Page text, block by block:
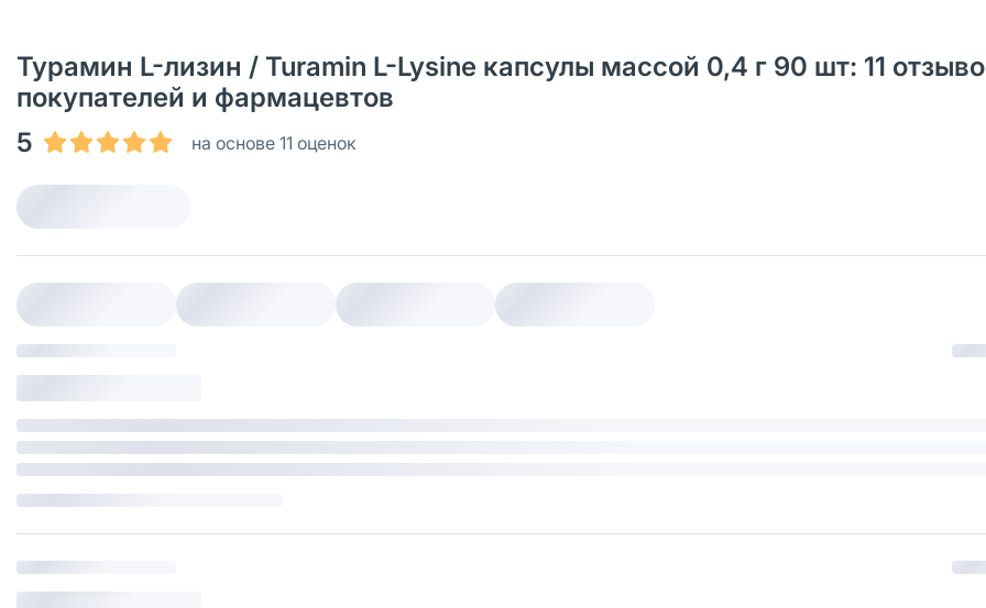
Турамин L-лизин / Turamin L-Lysine капсулы массой 0,4 г 90 шт: 11
покупателей и фармацевтов
5
на основе 11 оценок